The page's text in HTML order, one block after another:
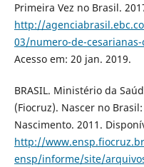
Primeira Vez no Brasil.
http://
03/numero-de-
Acesso em: 20 jan. 2019.
BRASIL. Ministério da
(Fiocruz). Nascer no
Nascimento. 2011.
http://
ensp/informe/site/